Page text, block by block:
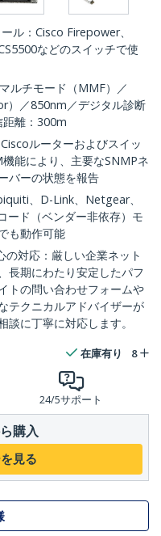
ル：Cisco Firepower、
などのスイッチで使
ルチモード（MMF）／
）／850nm／デジタル診断
離：300m
ルーターおよびスイッ
能により、主要なSNMPネ
バーの状態を報告
、D-Link、Netgear、
ード（ベンダー非依存）モ
も動作可能
の対応：厳しい企業ネット
長期にわたり安定したパフ
トの問い合わせフォームや
テクニカルアドバイザーが
に丁寧に対応します。
在庫有り 8
24/5サポート
購入
見る